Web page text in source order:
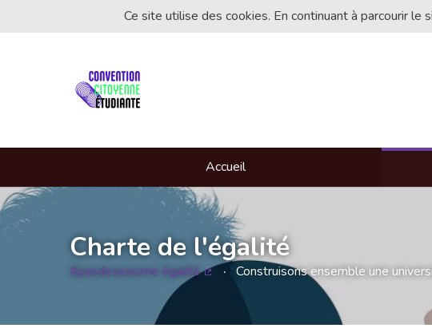
Ce site utilise des cookies. En continuant à parcourir
Accueil
Charte de l'égalité
#pasdesexisme égalité Construisons ensemble une